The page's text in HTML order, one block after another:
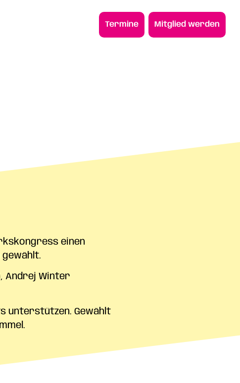
Termine Mitglied werden
einen
Andrej Winter
unterstützen. Gewählt